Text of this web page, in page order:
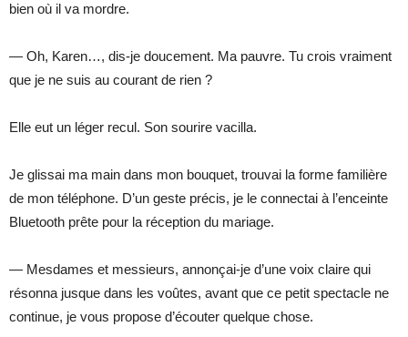
bien où il va mordre.
— Oh, Karen…, dis-je doucement. Ma pauvre. Tu crois vraiment
que je ne suis au courant de rien ?
Elle eut un léger recul. Son sourire vacilla.
Je glissai ma main dans mon bouquet, trouvai la forme familière
de mon téléphone. D’un geste précis, je le connectai à l’enceinte
Bluetooth prête pour la réception du mariage.
— Mesdames et messieurs, annonçai-je d’une voix claire qui
résonna jusque dans les voûtes, avant que ce petit spectacle ne
continue, je vous propose d’écouter quelque chose.